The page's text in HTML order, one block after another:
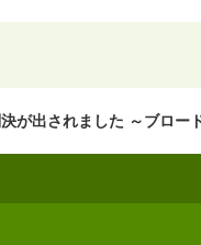
が出されました ～ブロー